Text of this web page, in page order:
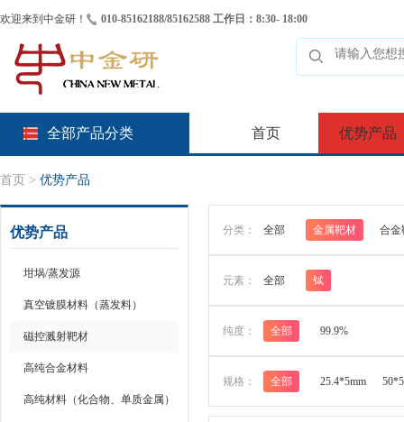
欢迎来到中金研！ 010-85162188/85162588 工作日：8:30- 18:00
全部产品分类 首页 优势产品
首页 > 优势产品
优势产品
坩埚/蒸发源
真空镀膜材料（蒸发料）
磁控溅射靶材
高纯合金材料
高纯材料（化合物、单质金属）
分类： 全部 金属靶材 合金
元素： 全部 铽
纯度： 全部 99.9%
规格： 全部 25.4*5mm